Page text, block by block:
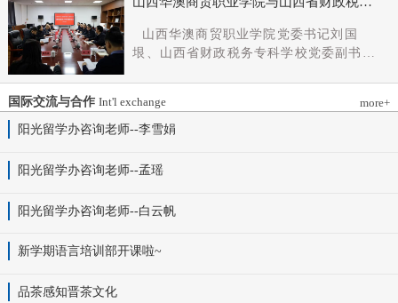
领导班子成员、中层干部及教师代表参加
会议。
扬，国旗护卫队整齐着装、身姿挺拔、精
神抖擞，护送五星红旗庄严入场，鲜红的
旗帜在春日暖阳下熠熠生辉，彰显着华澳
学子赤诚的家国情怀与昂扬的精神风貌。
紧随其后，校旗方阵、彩旗方阵依次行
进，彩旗猎猎映晴空，灵动的步伐与明媚
景。全场师生肃立，升国旗、奏唱国歌。
冉冉升起，全体师生行注目礼，目光坚
时代华章。 学院院长白峰致开幕词，
动会是学院践行“健康第一”教育理念、推
建和思想政治工作结对共建协议
山西华澳商贸职业学院党委书记刘国
垠、山西省财政税务专科学校党委副书记
院长白峰主持。签约仪式现场气氛庄重而
热烈。 山西省财政税务专科学校党委副
本情况以及党建和思政工作方面的做法进
工作向“有效覆盖”“全面提质”提出几点建
议：一要筑牢组织根基。以党建标准化、
组织生活联过等方式，筑牢学校事业发展
国际交流与合作 Int'l exchange
more+
阳光留学办咨询老师--李雪娟
阳光留学办咨询老师--孟瑶
阳光留学办咨询老师--白云帆
新学期语言培训部开课啦~
品茶感知晋茶文化